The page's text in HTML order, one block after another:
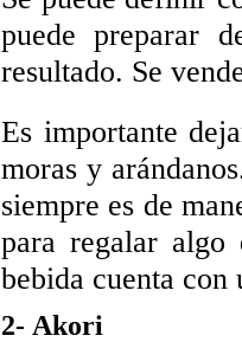
puede preparar
resultado. Se
Es importante
moras y
siempre es de
para regalar algo
bebida cuenta
2- Akori